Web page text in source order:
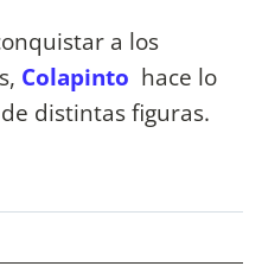
a los
Colapinto hace lo
distintas figuras.